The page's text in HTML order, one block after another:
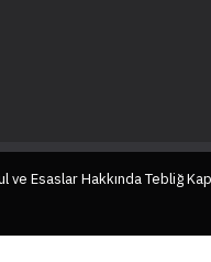
Esaslar Hakkında Tebliğ